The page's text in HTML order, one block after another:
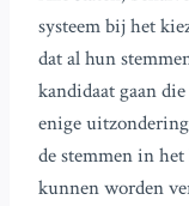
systeem bij het
dat al hun
kandidaat gaan
enige
de stemmen in
kunnen worden